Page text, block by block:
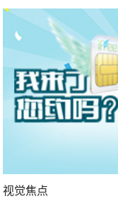
视觉焦点